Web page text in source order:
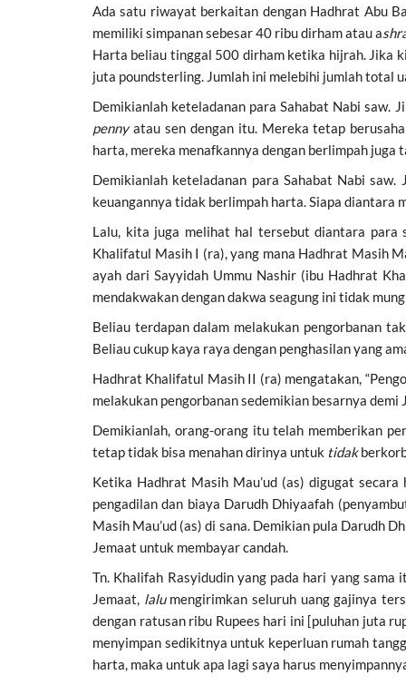
Ada satu riwayat berkaitan dengan Hadhrat Abu
memiliki simpanan sebesar 40 ribu dirham atau a
Harta beliau tinggal 500 dirham ketika hijrah. Jika
juta poundsterling. Jumlah ini melebihi jumlah total
Demikianlah keteladanan para Sahabat Nabi saw.
pennyatau sen dengan itu. Mereka tetap
harta, mereka menafkannya dengan berlimpah juga
Demikianlah keteladanan para Sahabat Nabi
keuangannya tidak berlimpah harta. Siapa diantara
Lalu, kita juga melihat hal tersebut diantara para
Khalifatul Masih I (ra), yang mana Hadhrat Masih
ayah dari Sayyidah Ummu Nashir (ibu Hadhrat
mendakwakan dengan dakwa seagung ini tidak
Beliau terdapan dalam melakukan pengorbanan
Beliau cukup kaya raya dengan penghasilan yang
Hadhrat Khalifatul Masih II (ra) mengatakan,
melakukan pengorbanan sedemikian besarnya demi
Demikianlah, orang-orang itu telah memberikan
tetap tidak bisa menahan dirinya untuk tidak
Ketika Hadhrat Masih Mau’ud (as) digugat
pengadilan dan biaya Darudh Dhiyaafah
Masih Mau’ud (as) di sana. Demikian pula Darudh
Jemaat untuk membayar candah.
Tn. Khalifah Rasyidudin yang pada hari yang
Jemaat, lalumengirimkan seluruh uang gajinya
dengan ratusan ribu Rupees hari ini [puluhan juta
menyimpan sedikitnya untuk keperluan rumah
harta, maka untuk apa lagi saya harus